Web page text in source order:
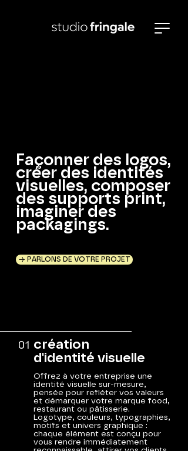
Façonner des logos,
créer des identités
visuelles, composer
des supports print,
imaginer des
packagings.
→ PARLONS DE VOTRE PROJET
01 création
d'identité visuelle
Offrez à votre entreprise une
identité visuelle sur-mesure,
pensée pour refléter vos valeurs
et démarquer votre marque food,
restaurant ou pâtisserie.
Logotype, couleurs, typographies,
motifs et univers graphique :
chaque élément est conçu pour
vous rendre immédiatement